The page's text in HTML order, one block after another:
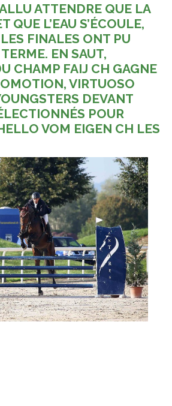
ATTENDRE QUE LA
QUE L’EAU S’ÉCOULE,
FINALES ONT PU
EN SAUT,
CHAMP FAIJ CH GAGNE
VIRTUOSO
DEVANT
POUR
VOM EIGEN CH LES